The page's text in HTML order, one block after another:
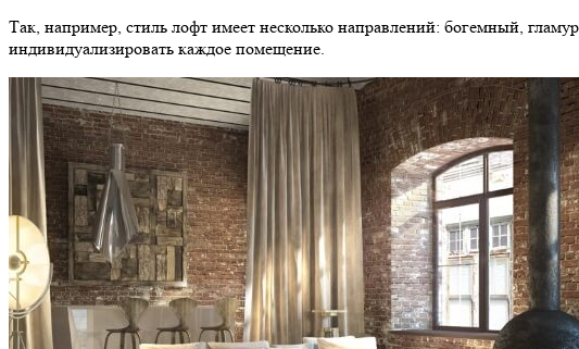
Так, например, стиль лофт имеет несколько направлений: богемный,
индивидуализировать каждое помещение.